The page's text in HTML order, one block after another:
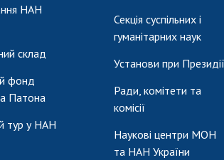
НАН
склад
фонд
Патона
тур у НАН
Секція суспільних і
гуманітарних наук
Установи при Президії
Ради, комітети та
комісії
Наукові центри МОН
та НАН України